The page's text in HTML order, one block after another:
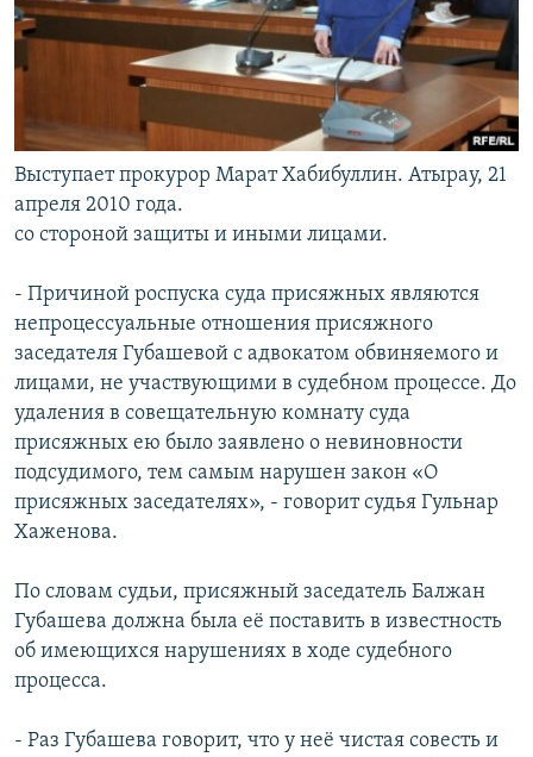
Выступает прокурор Марат Хабибуллин. Атырау, 21
апреля 2010 года.
со стороной защиты и иными лицами.
- Причиной роспуска суда присяжных являются
непроцессуальные отношения присяжного
заседателя Губашевой с адвокатом обвиняемого и
лицами, не участвующими в судебном процессе. До
удаления в совещательную комнату суда
присяжных ею было заявлено о невиновности
подсудимого, тем самым нарушен закон «О
присяжных заседателях», - говорит судья Гульнар
Хаженова.
По словам судьи, присяжный заседатель Балжан
Губашева должна была её поставить в известность
об имеющихся нарушениях в ходе судебного
процесса.
- Раз Губашева говорит, что у неё чистая совесть и